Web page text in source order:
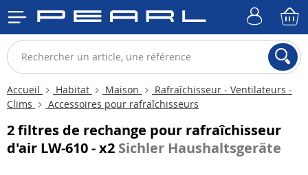
Accueil Habitat Maison
Rafraîchisseur - Ventilateurs -
Clims
Accessoires pour rafraîchisseurs
2 filtres de rechange pour rafraîchisseur
d'air LW-610 - x2 Sichler Haushaltsgeräte